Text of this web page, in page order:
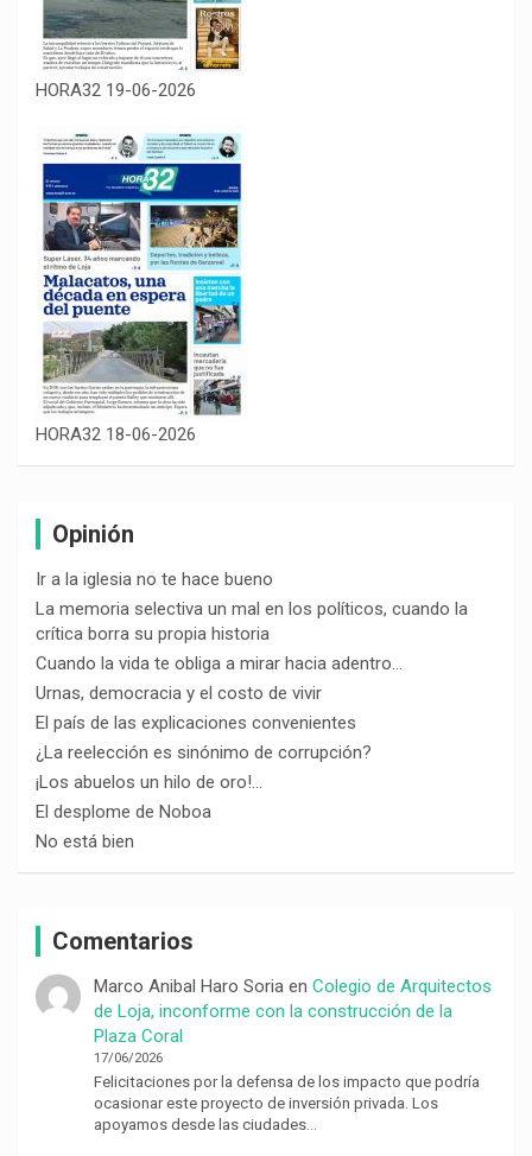
HORA32 19-06-2026
HORA32 18-06-2026
Opinión
Ir a la iglesia no te hace bueno
La memoria selectiva un mal en los políticos, cuando la
crítica borra su propia historia
Cuando la vida te obliga a mirar hacia adentro…
Urnas, democracia y el costo de vivir
El país de las explicaciones convenientes
¿La reelección es sinónimo de corrupción?
¡Los abuelos un hilo de oro!…
El desplome de Noboa
No está bien
Comentarios
Marco Anibal Haro Soriaen Colegio de Arquitectos
de Loja, inconforme con la construcción de la
Plaza Coral
17/06/2026
Felicitaciones por la defensa de los impacto que podría
ocasionar este proyecto de inversión privada. Los
apoyamos desde las ciudades…